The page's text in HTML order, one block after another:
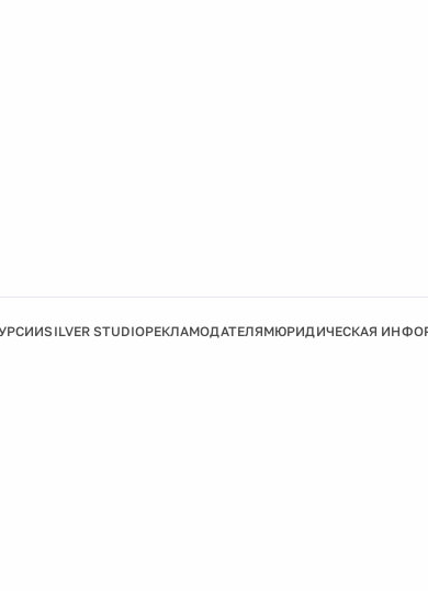
SILVER STUDIOРЕКЛАМОДАТЕЛЯМЮРИДИЧЕСКАЯ